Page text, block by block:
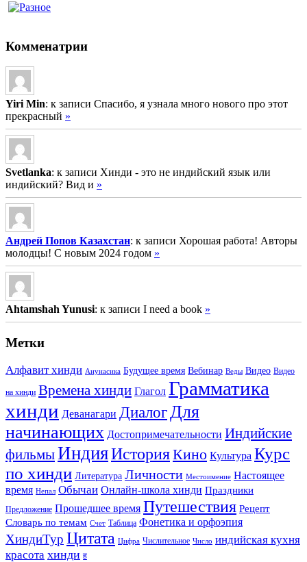
Комменатрии
Yiri Min: к записи Спасибо, я узнала много нового про этот
прекрасный »
Svetlanka: к записи Хинди - это не индийский язык или
индийский? Вид и »
Андрей Попов Казахстан: к записи Хорошая работа! Авторы
молодцы! С новым 2024 годом »
Ahtamshah Yunusi: к записи I need a book »
Метки
Алфавит хинди Анунасика Будущее время Вебинар Веды Видео Видео
на хинди Времена хинди Глагол Грамматика
хинди Деванагари Диалог Для
начинающих Достопримечательности Индийские
фильмыИндияИсторияКино Культура Курс
по хинди Литература Личности Местоимение Настоящее
время Непал Обычаи Онлайн-школа хинди Праздники
Предложение Прошедшее время Путешествия Рецепт
Словарь по темам Счет Таблица Фонетика и орфоэпия
ХиндиТур Цитата Цифра Числительное Число индийская кухня
красота хинди ह